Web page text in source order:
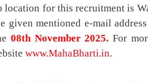
location for this recruitment is
given mentioned e-mail
08th November 2025. For
www.MahaBharti.in.